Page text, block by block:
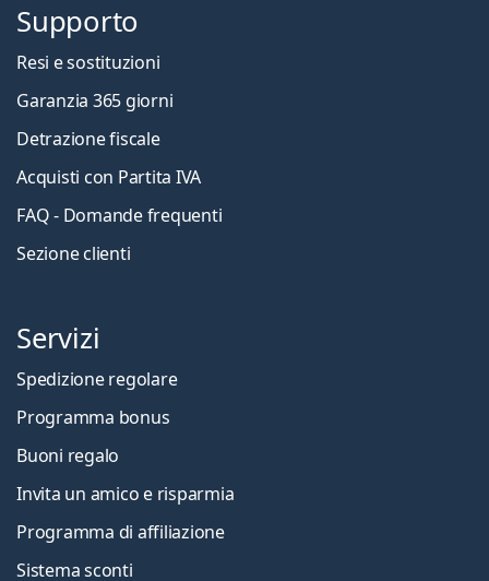
Supporto
Resi e sostituzioni
Garanzia 365 giorni
Detrazione fiscale
Acquisti con Partita IVA
FAQ - Domande frequenti
Sezione clienti
Servizi
Spedizione regolare
Programma bonus
Buoni regalo
Invita un amico e risparmia
Programma di affiliazione
Sistema sconti